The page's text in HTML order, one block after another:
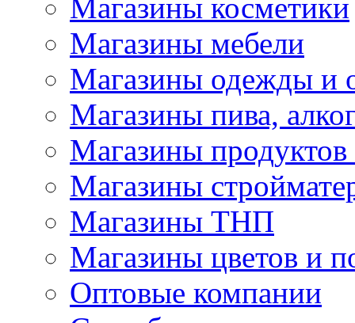
Магазины косметики
Магазины мебели
Магазины одежды и
Магазины пива,
Магазины продуктов
Магазины
Магазины ТНП
Магазины цветов и
Оптовые компании